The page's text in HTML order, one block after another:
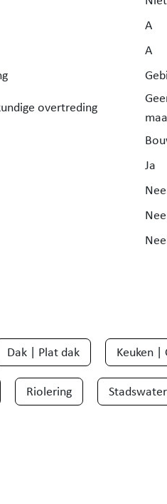
A
A
overtreding
Ja
Dak | Plat dak Keuken |
Riolering Stadswater